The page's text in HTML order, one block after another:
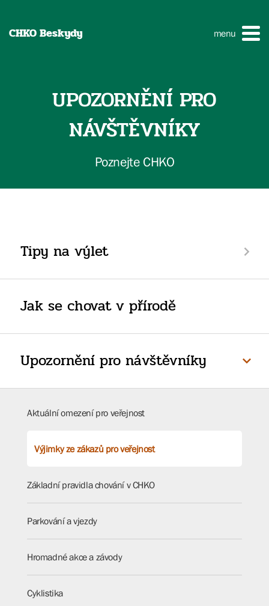
CHKO Beskydy menu
UPOZORNĚNÍ PRO
NÁVŠTĚVNÍKY
Poznejte CHKO
Tipy na výlet
Jak se chovat v přírodě
Upozornění pro návštěvníky
Aktuální omezení pro veřejnost
Výjimky ze zákazů pro veřejnost
Základní pravidla chování v CHKO
Parkování a vjezdy
Hromadné akce a závody
Cyklistika